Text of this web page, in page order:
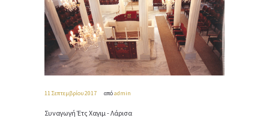
11 Σεπτεμβρίου 2017 απόadmin
Συναγωγή Έτς Χαγιμ - Λάρισα